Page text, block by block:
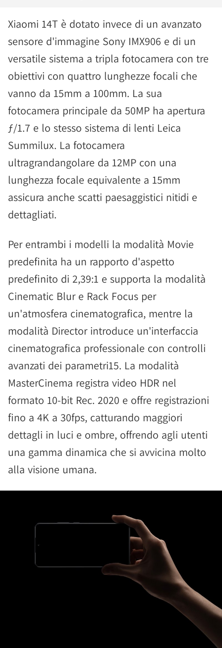
Xiaomi 14T è dotato invece di un avanzato
sensore d'immagine Sony IMX906 e di un
versatile sistema a tripla fotocamera con tre
obiettivi con quattro lunghezze focali che
vanno da 15mm a 100mm. La sua
fotocamera principale da 50MP ha apertura
ƒ/1.7 e lo stesso sistema di lenti Leica
Summilux. La fotocamera
ultragrandangolare da 12MP con una
lunghezza focale equivalente a 15mm
assicura anche scatti paesaggistici nitidi e
dettagliati.
Per entrambi i modelli la modalità Movie
predefinita ha un rapporto d'aspetto
predefinito di 2,39:1 e supporta la modalità
Cinematic Blur e Rack Focus per
un'atmosfera cinematografica, mentre la
modalità Director introduce un'interfaccia
cinematografica professionale con controlli
avanzati dei parametri15. La modalità
MasterCinema registra video HDR nel
formato 10-bit Rec. 2020 e offre registrazioni
fino a 4K a 30fps, catturando maggiori
dettagli in luci e ombre, offrendo agli utenti
una gamma dinamica che si avvicina molto
alla visione umana.